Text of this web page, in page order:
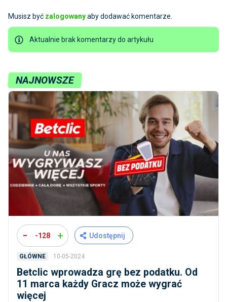
Musisz być zalogowanyaby dodawać komentarze.
Aktualnie brak komentarzy do artykułu
NAJNOWSZE
- -128 + Udostępnij
GŁÓWNE 10-05-2024
Betclic wprowadza grę bez podatku. Od
11 marca każdy Gracz może wygrać
więcej